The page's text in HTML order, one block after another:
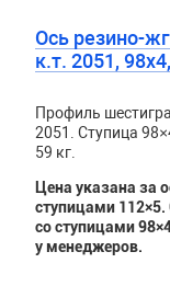
Ось резино-
к.т. 2051,
Профиль
2051. Ступица
59 кг.
Цена указана за
ступицами 112×5.
со ступицами
у менеджеров.